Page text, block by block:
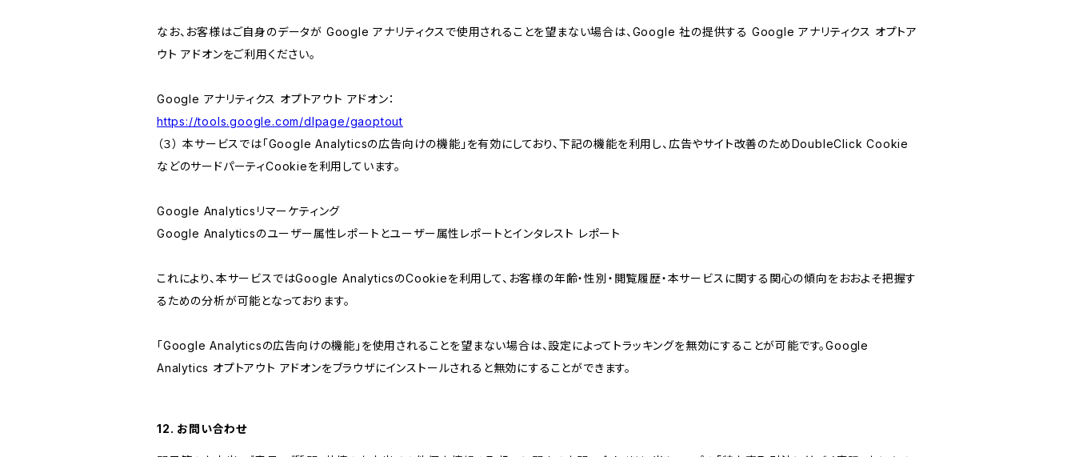
なお、お客様はご自身のデータが Google アナリティクスで使用されることを望まない場合は、Google 社の提供する Google アナリティクス オプトア
ウト アドオンをご利用ください。
Google アナリティクス オプトアウト アドオン：
https://tools.google.com/dlpage/gaoptout
（３） 本サービスでは「Google Analyticsの広告向けの機能」を有効にしており、下記の機能を利用し、広告やサイト改善のためDoubleClick Cookie
などのサードパーティCookieを利用しています。
Google Analyticsリマーケティング
Google Analyticsのユーザー属性レポートとユーザー属性レポートとインタレスト レポート
これにより、本サービスではGoogle AnalyticsのCookieを利用して、お客様の年齢・性別・閲覧履歴・本サービスに関する関心の傾向をおおよそ把握す
るための分析が可能となっております。
「Google Analyticsの広告向けの機能」を使用されることを望まない場合は、設定によってトラッキングを無効にすることが可能です。Google
Analytics オプトアウト アドオンをブラウザにインストールされると無効にすることができます。
12. お問い合わせ